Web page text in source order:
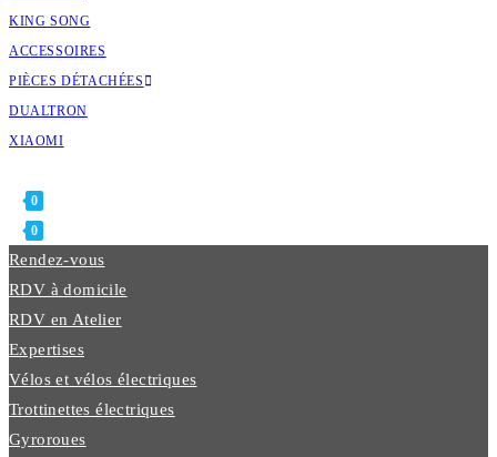
KING SONG
ACCESSOIRES
PIÈCES DÉTACHÉES
DUALTRON
XIAOMI
0
0
Rendez-vous
RDV à domicile
RDV en Atelier
Expertises
Vélos et vélos électriques
Trottinettes électriques
Gyroroues